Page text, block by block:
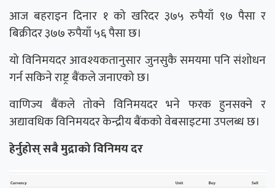
आज बहराइन दिनार १ को खरिदर ३७५ रुपैयाँ ९७ पैसा र
बिक्रीदर ३७७ रुपैयाँ ५६ पैसा छ।
यो विनिमयदर आवश्यकतानुसार जुनसुकै समयमा पनि संशोधन
गर्न सकिने राष्ट्र बैंकले जनाएको छ।
वाणिज्य बैंकले तोक्ने विनिमयदर भने फरक हुनसक्ने र
अद्यावधिक विनिमयदर केन्द्रीय बैंकको वेबसाइटमा उपलब्ध छ।
हेर्नुहोस् सबै मुद्राको विनिमय दर